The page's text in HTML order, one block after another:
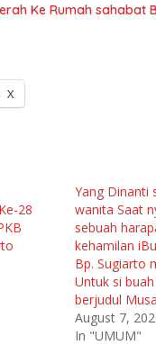
Ke Rumah sahabat
X
28
Yang Dinanti
wanita Saat
sebuah
kehamilan
Bp. Sugiarto
Untuk si
berjudul
August 7,
In "UMUM"